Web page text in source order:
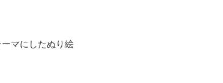
ーマにしたぬり絵